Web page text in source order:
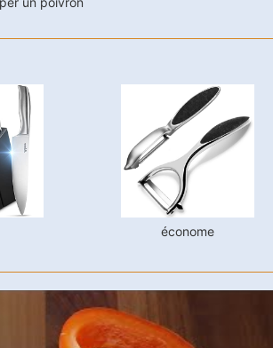
économe